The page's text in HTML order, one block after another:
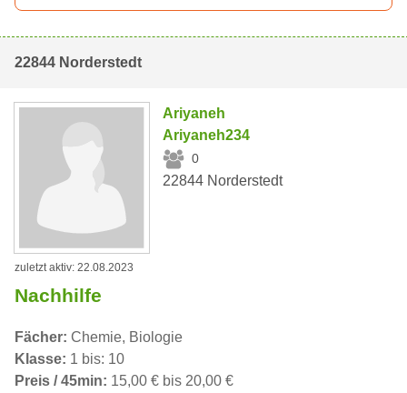
22844 Norderstedt
Ariyaneh
Ariyaneh234
0
22844 Norderstedt
zuletzt aktiv: 22.08.2023
Nachhilfe
Fächer: Chemie, Biologie
Klasse: 1 bis: 10
Preis / 45min: 15,00 € bis 20,00 €